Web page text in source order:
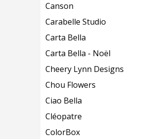
Canson
Carabelle Studio
Carta Bella
Carta Bella - Noël
Cheery Lynn Designs
Chou Flowers
Ciao Bella
Cléopatre
ColorBox